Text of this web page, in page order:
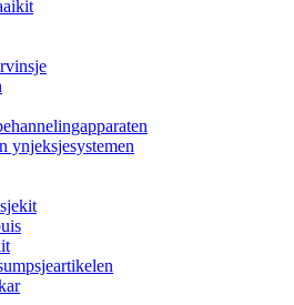
ynjeksjesystemen